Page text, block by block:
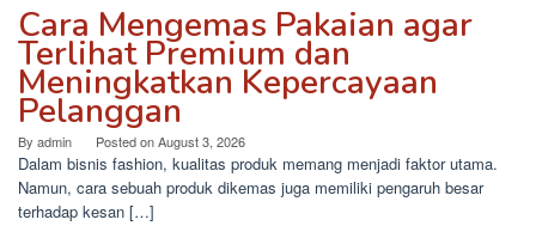
Cara Mengemas Pakaian agar
Terlihat Premium dan
Meningkatkan Kepercayaan
Pelanggan
By admin Posted onAugust 3, 2026
Dalam bisnis fashion, kualitas produk memang menjadi faktor utama.
Namun, cara sebuah produk dikemas juga memiliki pengaruh besar
terhadap kesan […]